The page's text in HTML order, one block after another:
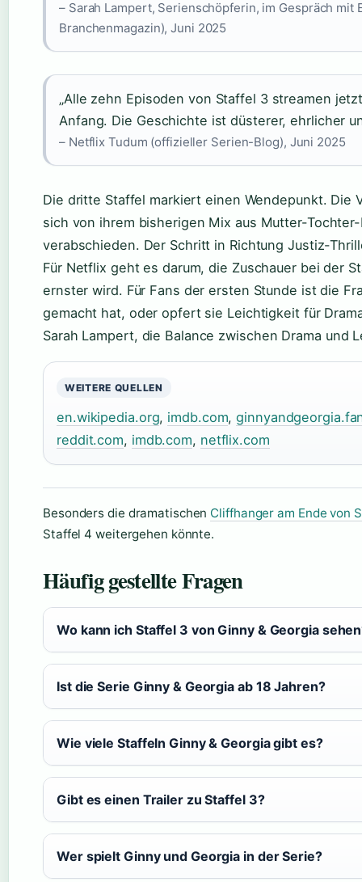
– Sarah Lampert, Serienschöpferin, im Gespräch mit
Branchenmagazin), Juni 2025
„Alle zehn Episoden von Staffel 3 streamen
Anfang. Die Geschichte ist düsterer, ehrlicher
– Netflix Tudum (offizieller Serien-Blog), Juni 2025
Die dritte Staffel markiert einen Wendepunkt. Die
sich von ihrem bisherigen Mix aus Mutter-
verabschieden. Der Schritt in Richtung Justiz-
Für Netflix geht es darum, die Zuschauer bei der
ernster wird. Für Fans der ersten Stunde ist die
gemacht hat, oder opfert sie Leichtigkeit für
Sarah Lampert, die Balance zwischen Drama und
WEITERE QUELLEN
en.wikipedia.org, imdb.com,
reddit.com, imdb.com, netflix.com
Besonders die dramatischen Cliffhanger am Ende von
Staffel 4 weitergehen könnte.
Häufig gestellte Fragen
Wo kann ich Staffel 3 von Ginny & Georgia
Ist die Serie Ginny & Georgia ab 18 Jahren?
Wie viele Staffeln Ginny & Georgia gibt es?
Gibt es einen Trailer zu Staffel 3?
Wer spielt Ginny und Georgia in der Serie?